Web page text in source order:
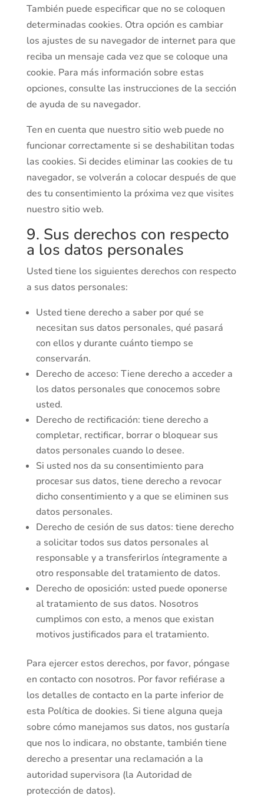
También puede especificar que no se coloquen
determinadas cookies. Otra opción es cambiar
los ajustes de su navegador de internet para que
reciba un mensaje cada vez que se coloque una
cookie. Para más información sobre estas
opciones, consulte las instrucciones de la sección
de ayuda de su navegador.
Ten en cuenta que nuestro sitio web puede no
funcionar correctamente si se deshabilitan todas
las cookies. Si decides eliminar las cookies de tu
navegador, se volverán a colocar después de que
des tu consentimiento la próxima vez que visites
nuestro sitio web.
9. Sus derechos con respecto
a los datos personales
Usted tiene los siguientes derechos con respecto
a sus datos personales:
Usted tiene derecho a saber por qué se
necesitan sus datos personales, qué pasará
con ellos y durante cuánto tiempo se
conservarán.
Derecho de acceso: Tiene derecho a acceder a
los datos personales que conocemos sobre
usted.
Derecho de rectificación: tiene derecho a
completar, rectificar, borrar o bloquear sus
datos personales cuando lo desee.
Si usted nos da su consentimiento para
procesar sus datos, tiene derecho a revocar
dicho consentimiento y a que se eliminen sus
datos personales.
Derecho de cesión de sus datos: tiene derecho
a solicitar todos sus datos personales al
responsable y a transferirlos íntegramente a
otro responsable del tratamiento de datos.
Derecho de oposición: usted puede oponerse
al tratamiento de sus datos. Nosotros
cumplimos con esto, a menos que existan
motivos justificados para el tratamiento.
Para ejercer estos derechos, por favor, póngase
en contacto con nosotros. Por favor refiérase a
los detalles de contacto en la parte inferior de
esta Política de dookies. Si tiene alguna queja
sobre cómo manejamos sus datos, nos gustaría
que nos lo indicara, no obstante, también tiene
derecho a presentar una reclamación a la
autoridad supervisora (la Autoridad de
protección de datos).